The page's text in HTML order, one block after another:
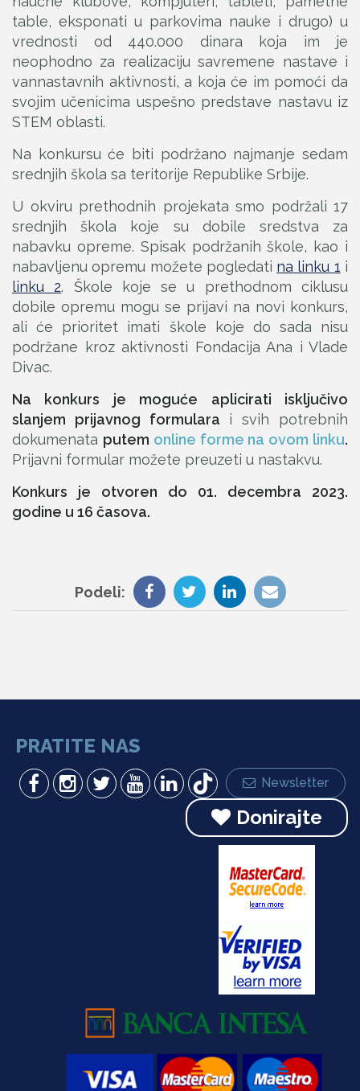
table, eksponati u parkovima nauke i drugo) u
vrednosti od 440.000 dinara koja im je
neophodno za realizaciju savremene nastave i
vannastavnih aktivnosti, a koja će im pomoći da
svojim učenicima uspešno predstave nastavu iz
STEM oblasti.
Na konkursu će biti podržano najmanje sedam
srednjih škola sa teritorije Republike Srbije.
U okviru prethodnih projekata smo podržali 17
srednjih škola koje su dobile sredstva za
nabavku opreme. Spisak podržanih škole, kao i
nabavljenu opremu možete pogledati na linku 1 i
linku 2. Škole koje se u prethodnom ciklusu
dobile opremu mogu se prijavi na novi konkurs,
ali će prioritet imati škole koje do sada nisu
podržane kroz aktivnosti Fondacija Ana i Vlade
Divac.
Na konkurs je moguće aplicirati isključivo
slanjem prijavnog formulara i svih potrebnih
dokumenata putem online forme na ovom linku.
Prijavni formular možete preuzeti u nastakvu.
Konkurs je otvoren do 01. decembra 2023.
godine u 16 časova.
Podeli:
PRATITE NAS
Newsletter
Donirajte